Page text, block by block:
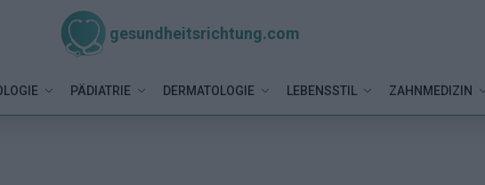
gesundheitsrichtung.com
PÄDIATRIE DERMATOLOGIE LEBENSSTIL ZAHNMEDIZIN